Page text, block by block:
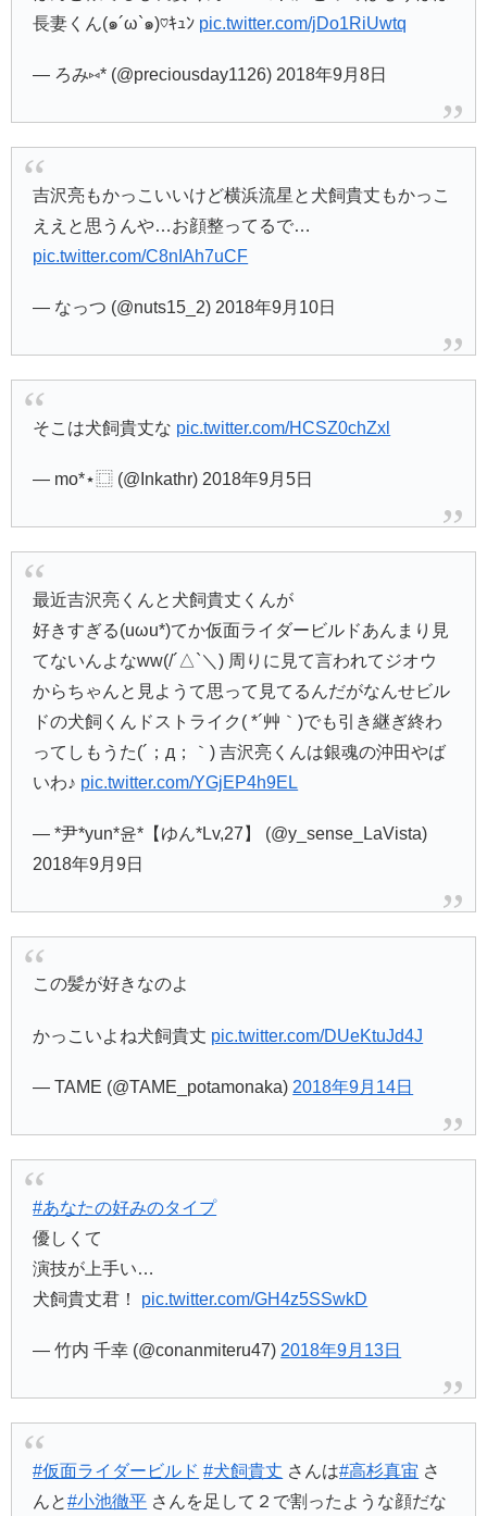
長妻くん(๑´ω`๑)♡ｷｭﾝ pic.twitter.com/jDo1RiUwtq
— ろみ⑅* (@preciousday1126) 2018年9月8日
吉沢亮もかっこいいけど横浜流星と犬飼貴丈もかっこ
ええと思うんや…お顔整ってるで…
pic.twitter.com/C8nIAh7uCF
— なっつ (@nuts15_2) 2018年9月10日
そこは犬飼貴丈な pic.twitter.com/HCSZ0chZxl
— mo*⋆⿴ (@Inkathr) 2018年9月5日
最近吉沢亮くんと犬飼貴丈くんが
好きすぎる(uωu*)てか仮面ライダービルドあんまり見
てないんよなww(/´△`＼) 周りに見て言われてジオウ
からちゃんと見ようて思って見てるんだがなんせビル
ドの犬飼くんドストライク( *´艸｀)でも引き継ぎ終わ
ってしもうた(´；д；｀) 吉沢亮くんは銀魂の沖田やば
いわ♪ pic.twitter.com/YGjEP4h9EL
— *尹*yun*윤*【ゆん*Lv,27】 (@y_sense_LaVista)
2018年9月9日
この髪が好きなのよ
かっこいよね犬飼貴丈 pic.twitter.com/DUeKtuJd4J
— TAME (@TAME_potamonaka) 2018年9月14日
#あなたの好みのタイプ
優しくて
演技が上手い…
犬飼貴丈君！ pic.twitter.com/GH4z5SSwkD
— 竹内 千幸 (@conanmiteru47) 2018年9月13日
#仮面ライダービルド #犬飼貴丈 さんは#高杉真宙 さ
んと#小池徹平 さんを足して２で割ったような顔だな